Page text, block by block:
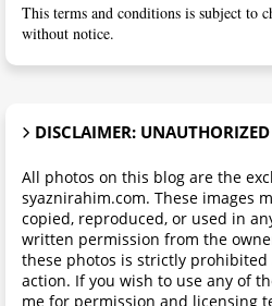
This terms and conditions is subject to
without notice.
DISCLAIMER:
All photos on this blog are the
syaznirahim.com. These images
copied, reproduced, or used in
written permission from the
these photos is strictly
action. If you wish to use any of
me for permission and licensing